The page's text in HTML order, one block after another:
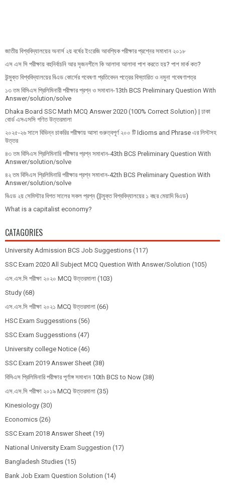
জাতীয় বিশ্ববিদ্যালয়ের অনার্স ২য় বর্ষের ইংরেজি আবশ্যিক পরীক্ষার প্রশ্নের সমাধান ২০১৮
এস এস সি পরীক্ষায় বহুনির্বাচনি আর সৃজনশীলে কি আলাদা আলাদা পাশ করতে হয়? পাশ মার্ক কত?
উন্মুক্ত বিশ্ববিদ্যালয়ের বিএড কোর্সের গবেষণা প্রতিবেদন পত্রের বিস্তারিত ও নমুনা গবেষণাপত্র
১৩ তম বিসিএস প্রি‌লি‌মিনারী পরীক্ষার প্রশ্ন ও সমাধান-13th BCS Preliminary Question With
Answer/solution/solve
Dhaka Board SSC Math MCQ Answer 2020 (100% Correct Solution) | ঢাকা
বোর্ড এসএসসি গণিত উত্তরমালা
২০২৫-২৬ সালে বিভিন্ন চাকরির পরীক্ষায় আসা গুরুত্বপূর্ণ ২০০ টি Idioms and Phrase এর লিস্টসহ
উত্তর
৪৩ তম বিসিএস প্রিলিমিনারি পরীক্ষার প্রশ্ন সমাধান-43th BCS Preliminary Question With
Answer/solution/solve
৪২ তম বিসিএস প্রিলিমিনারি পরীক্ষার প্রশ্ন সমাধান-42th BCS Preliminary Question With
Answer/solution/solve
বিএড ২য় সেমিস্টার বিগত সালের সকল প্রশ্ন (উন্মুক্ত বিশ্ববিদ্যালয়ের ১ বছর মেয়াদি বিএড)
What is a capitalist economy?
CATAGORIES
University Admission BCS Job Suggestions (117)
SSC Exam 2020 All Subject MCQ Question With Answer/Solution (105)
এস.এস.সি পরীক্ষা ২০২০ MCQ উত্তরমালা (103)
Study (68)
এস.এস.সি পরীক্ষা ২০২১ MCQ উত্তরমালা (66)
HSC Exam Suggesstions (56)
SSC Exam Suggesstions (47)
University college Notice (46)
SSC Exam 2019 Answer Sheet (38)
বিসিএস প্রিলিমিনারি পরীক্ষার পূর্ণাঙ্গ সমাধান 10th BCS to Now (38)
এস.এস.সি পরীক্ষা ২০১৯ MCQ উত্তরমালা (35)
Kinesiology (30)
Economics (26)
SSC Exam 2018 Answer Sheet (19)
National University Exam Suggestion (17)
Bangladesh Studies (15)
Bank Job Exam Question Solution (14)